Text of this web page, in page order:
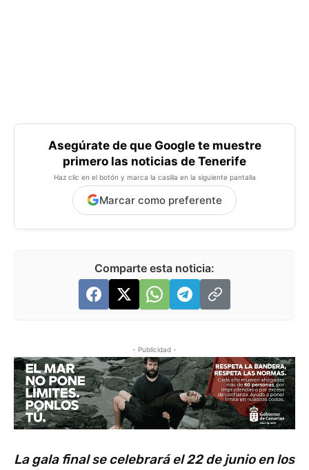
Asegúrate de que Google te muestre
primero las noticias de Tenerife
Haz clic en el botón y marca la casilla en la siguiente pantalla
Marcar como preferente
Comparte esta noticia:
- Publicidad -
La gala final se celebrará el 22 de junio en los